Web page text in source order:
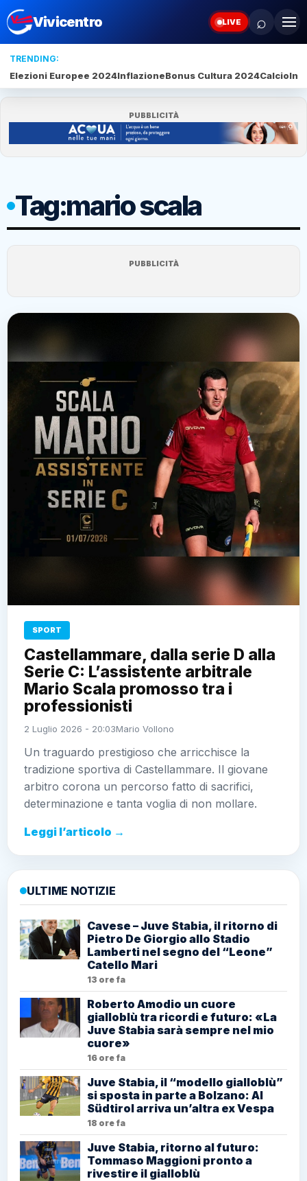
Vivicentro LIVE ⌕
TRENDING:
Elezioni Europee 2024InflazioneBonus Cultura 2024Calcio
PUBBLICITÀ
Tag:mario scala
PUBBLICITÀ
SPORT
Castellammare, dalla serie D alla
Serie C: L’assistente arbitrale
Mario Scala promosso tra i
professionisti
2 Luglio 2026 - 20:03Mario Vollono
Un traguardo prestigioso che arricchisce la
tradizione sportiva di Castellammare. Il giovane
arbitro corona un percorso fatto di sacrifici,
determinazione e tanta voglia di non mollare.
Leggi l’articolo →
ULTIME NOTIZIE
Cavese – Juve Stabia, il ritorno di
Pietro De Giorgio allo Stadio
Lamberti nel segno del “Leone”
Catello Mari
13 ore fa
Roberto Amodio un cuore
gialloblù tra ricordi e futuro: «La
Juve Stabia sarà sempre nel mio
cuore»
16 ore fa
Juve Stabia, il “modello gialloblù”
si sposta in parte a Bolzano: Al
Südtirol arriva un’altra ex Vespa
18 ore fa
Juve Stabia, ritorno al futuro:
Tommaso Maggioni pronto a
rivestire il gialloblù